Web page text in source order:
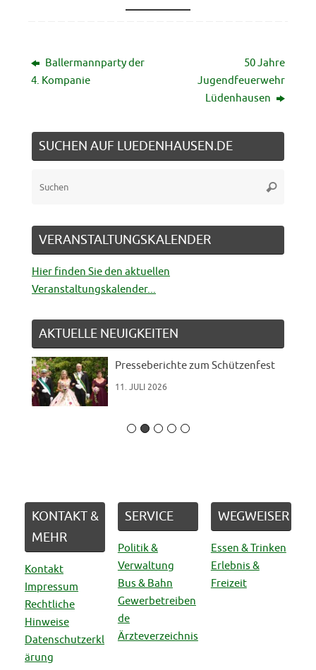
Ballermannparty der
4. Kompanie
50 Jahre
Jugendfeuerwehr
Lüdenhausen
SUCHEN AUF LUEDENHAUSEN.DE
Suchen
VERANSTALTUNGSKALENDER
Hier finden Sie den aktuellen
Veranstaltungskalender...
AKTUELLE NEUIGKEITEN
Presseberichte zum Schützenfest
11. JULI 2026
KONTAKT &
MEHR
Kontakt
Impressum
Rechtliche
Hinweise
Datenschutzerkl
ärung
SERVICE
Politik &
Verwaltung
Bus & Bahn
Gewerbetreiben
de
Ärzteverzeichnis
WEGWEISER
Essen & Trinken
Erlebnis &
Freizeit